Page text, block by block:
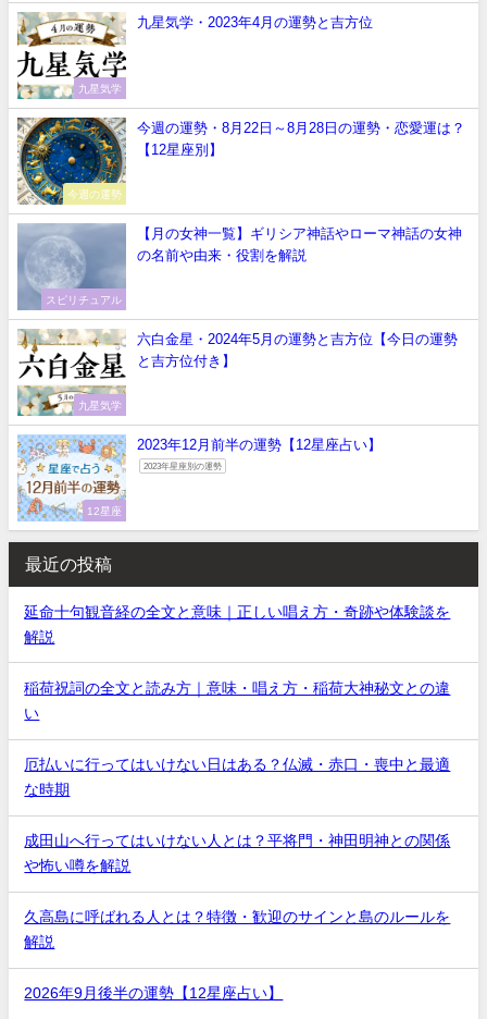
九星気学
九星気学・2023年4月の運勢と吉方位
今週の運勢
今週の運勢・8月22日～8月28日の運勢・恋愛運は？
【12星座別】
スピリチュアル
【月の女神一覧】ギリシア神話やローマ神話の女神
の名前や由来・役割を解説
九星気学
六白金星・2024年5月の運勢と吉方位【今日の運勢
と吉方位付き】
12星座
2023年12月前半の運勢【12星座占い】
2023年星座別の運勢
最近の投稿
延命十句観音経の全文と意味｜正しい唱え方・奇跡や体験談を
解説
稲荷祝詞の全文と読み方｜意味・唱え方・稲荷大神秘文との違
い
厄払いに行ってはいけない日はある？仏滅・赤口・喪中と最適
な時期
成田山へ行ってはいけない人とは？平将門・神田明神との関係
や怖い噂を解説
久高島に呼ばれる人とは？特徴・歓迎のサインと島のルールを
解説
2026年9月後半の運勢【12星座占い】